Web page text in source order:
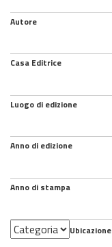
Autore
Casa Editrice
Luogo di edizione
Anno di edizione
Anno di stampa
Categoria Ubicazione